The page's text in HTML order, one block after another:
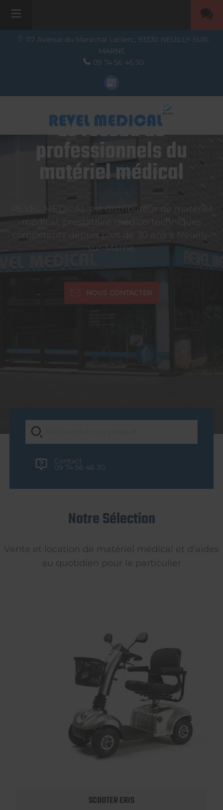
117 Avenue du Maréchal Leclerc, 93330 NEUILLY-SUR-
MARNE
09 74 56 46 30
Le réseau de
professionnels du
matériel médical
REVEL MEDICAL est distributeur de matériel
médical, prestataire médico-techniques
compétents depuis plus de 30 ans à Neuilly-
sur-Marne.
NOUS CONTACTER
Contact
09 74 56 46 30
Notre Sélection
Vente et location de matériel médical et d'aides
au quotidien pour le particulier
SCOOTER ERIS